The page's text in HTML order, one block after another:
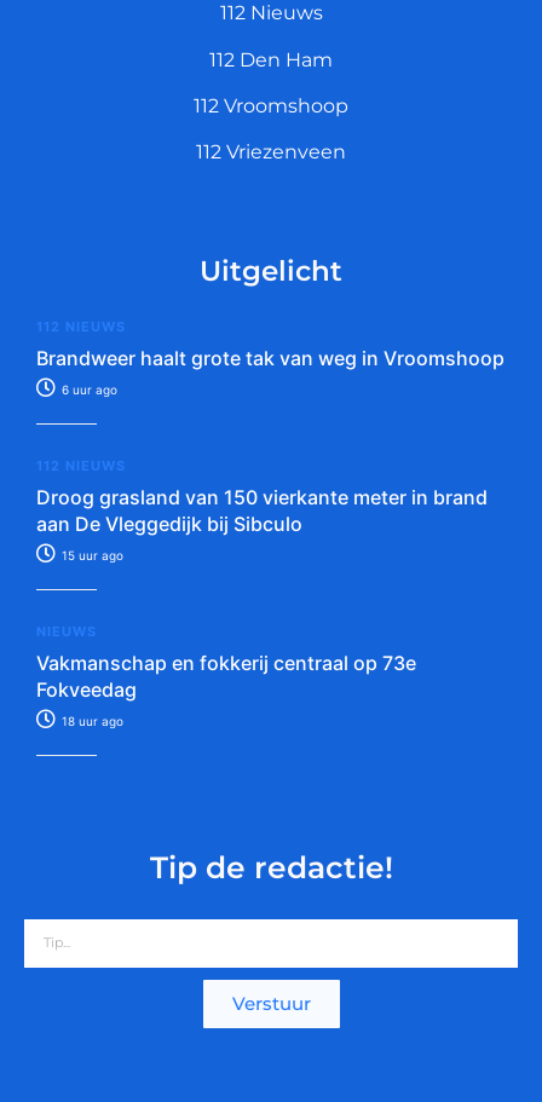
112 Nieuws
112 Den Ham
112 Vroomshoop
112 Vriezenveen
Uitgelicht
112 NIEUWS
Brandweer haalt grote tak van weg in Vroomshoop
6 uur ago
112 NIEUWS
Droog grasland van 150 vierkante meter in brand
aan De Vleggedijk bij Sibculo
15 uur ago
NIEUWS
Vakmanschap en fokkerij centraal op 73e
Fokveedag
18 uur ago
Tip de redactie!
Verstuur